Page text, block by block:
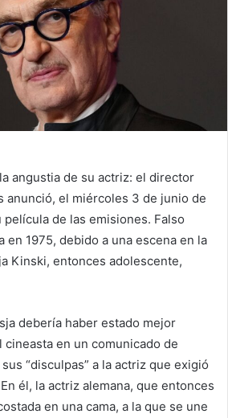
angustia de su actriz: el director
anunció, el miércoles 3 de junio de
película de las emisiones. Falso
en 1975, debido a una escena en la
Kinski, entonces adolescente,
debería haber estado mejor
cineasta en un comunicado de
“disculpas” a la actriz que exigió
él, la actriz alemana, que entonces
en una cama, a la que se une